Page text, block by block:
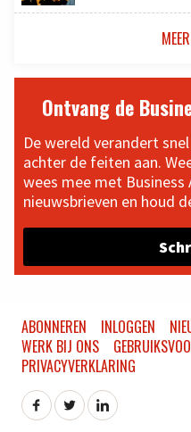
Ontvang de
De wereld verandert
achter de feiten aan.
wees mee met Business
nieuwsbrieven en houd
ABONNEREN INLOGGEN
WERK BIJ ONS
PRIVACYVERKLARING